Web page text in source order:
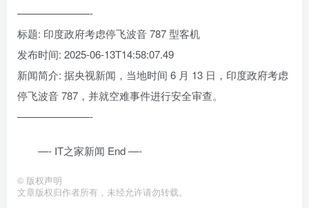
———————-
标题: 印度政府考虑停飞波音 787 型客机
发布时间: 2025-06-13T14:58:07.49
新闻简介: 据央视新闻，当地时间 6 月 13 日，印度政府考虑
停飞波音 787，并就空难事件进行安全审查。
———————-
—- IT之家新闻 End —-
© 版权声明
文章版权归作者所有，未经允许请勿转载。